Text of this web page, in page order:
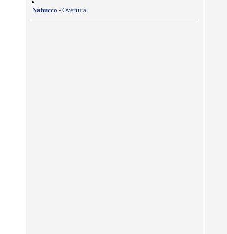
Nabucco - Overtura